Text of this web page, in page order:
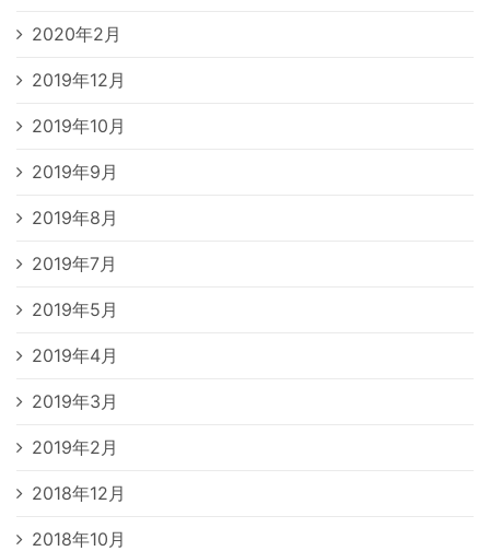
2020年2月
2019年12月
2019年10月
2019年9月
2019年8月
2019年7月
2019年5月
2019年4月
2019年3月
2019年2月
2018年12月
2018年10月